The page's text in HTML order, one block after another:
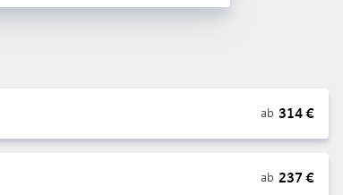
ab 314€
ab 237 €